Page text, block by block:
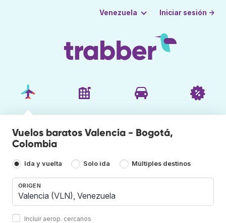
Venezuela Iniciar sesión →
Vuelos baratos Valencia - Bogotá,
Colombia
Ida y vuelta Solo ida Múltiples destinos
ORIGEN
Incluir aerop. cercanos